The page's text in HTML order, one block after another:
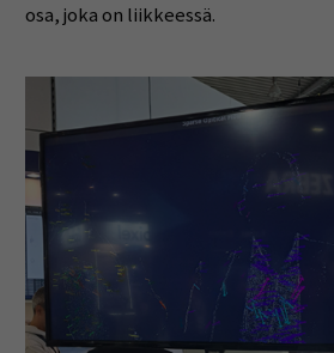
osa, joka on liikkeessä.